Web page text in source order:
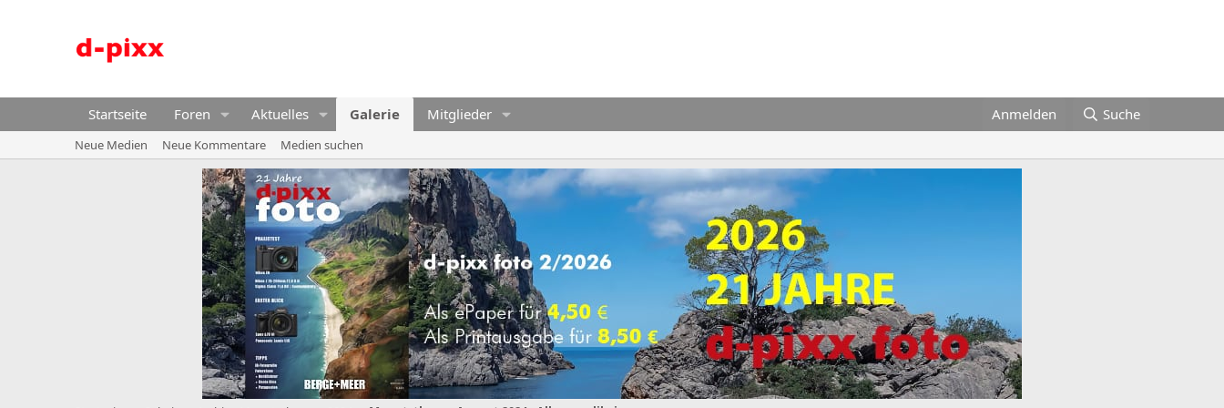
Startseite Foren Aktuelles Galerie Mitglieder Anmelden Suche
Neue Medien Neue Kommentare Medien suchen